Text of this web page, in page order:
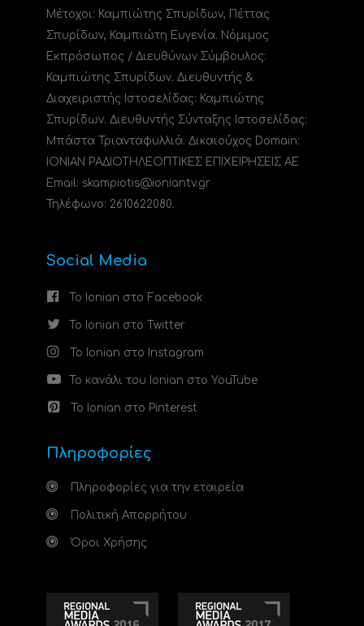
Μέτοχοι: Καμπιώτης Σπυρίδων, Πέττας
Σπυρίδων, Καμπιώτη Ευγενία. Νόμιμος
Εκπρόσωπος / Διευθύνων Σύμβουλος:
Καμπιώτης Σπυρίδων. Διευθυντής &
Διαχειριστής Ιστοσελίδας: Καμπιώτης
Σπυρίδων. Διευθυντής Σύνταξης Ιστοσελίδας:
Μπάστα Τριανταφυλλιά. Δικαιούχος Domain:
ΙΟΝΙΑΝ ΡΑΔΙΟΤΗΛΕΟΠΤΙΚΕΣ ΕΠΙΧΕΙΡΗΣΕΙΣ ΑΕ
Email: skampiotis@ioniantv.gr
Τηλέφωνο: 2610622080.
Social Media
Το Ionian στο Facebook
Το Ionian στο Twitter
Το Ionian στο Instagram
Το κανάλι του Ionian στο YouTube
Το Ionian στο Pinterest
Πληροφορίες
Πληροφορίες για την εταιρεία
Πολιτική Απορρήτου
Όροι Χρήσης